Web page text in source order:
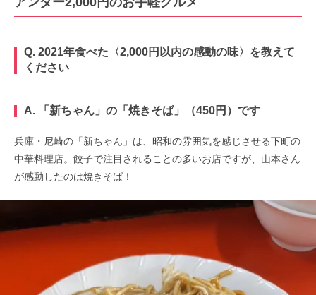
Q. 2021年食べた〈2,000円以内の感動の味〉を教えて
ください
A. 「新ちゃん」の「焼きそば」（450円）です
兵庫・尼崎の「新ちゃん」は、昭和の雰囲気を感じさせる下町の
中華料理店。餃子で注目されることの多いお店ですが、山本さん
が感動したのは焼きそば！